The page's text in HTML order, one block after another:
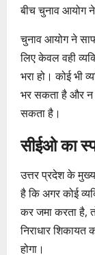
बीच चुनाव आयोग ने
चुनाव आयोग ने
लिए केवल वही
भरा हो। कोई भी
भर सकता है और न
सकता है।
सीईओ का
उत्तर प्रदेश के मुख्य
है कि अगर कोई
कर जमा करता है,
निराधार शिकायत
होगा।